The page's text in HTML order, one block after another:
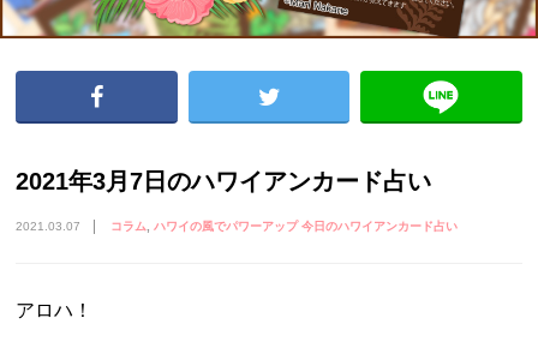
2021年3月7日のハワイアンカード占い
2021.03.07 コラム ハワイの風でパワーアップ 今日のハワイアンカード占い
アロハ！